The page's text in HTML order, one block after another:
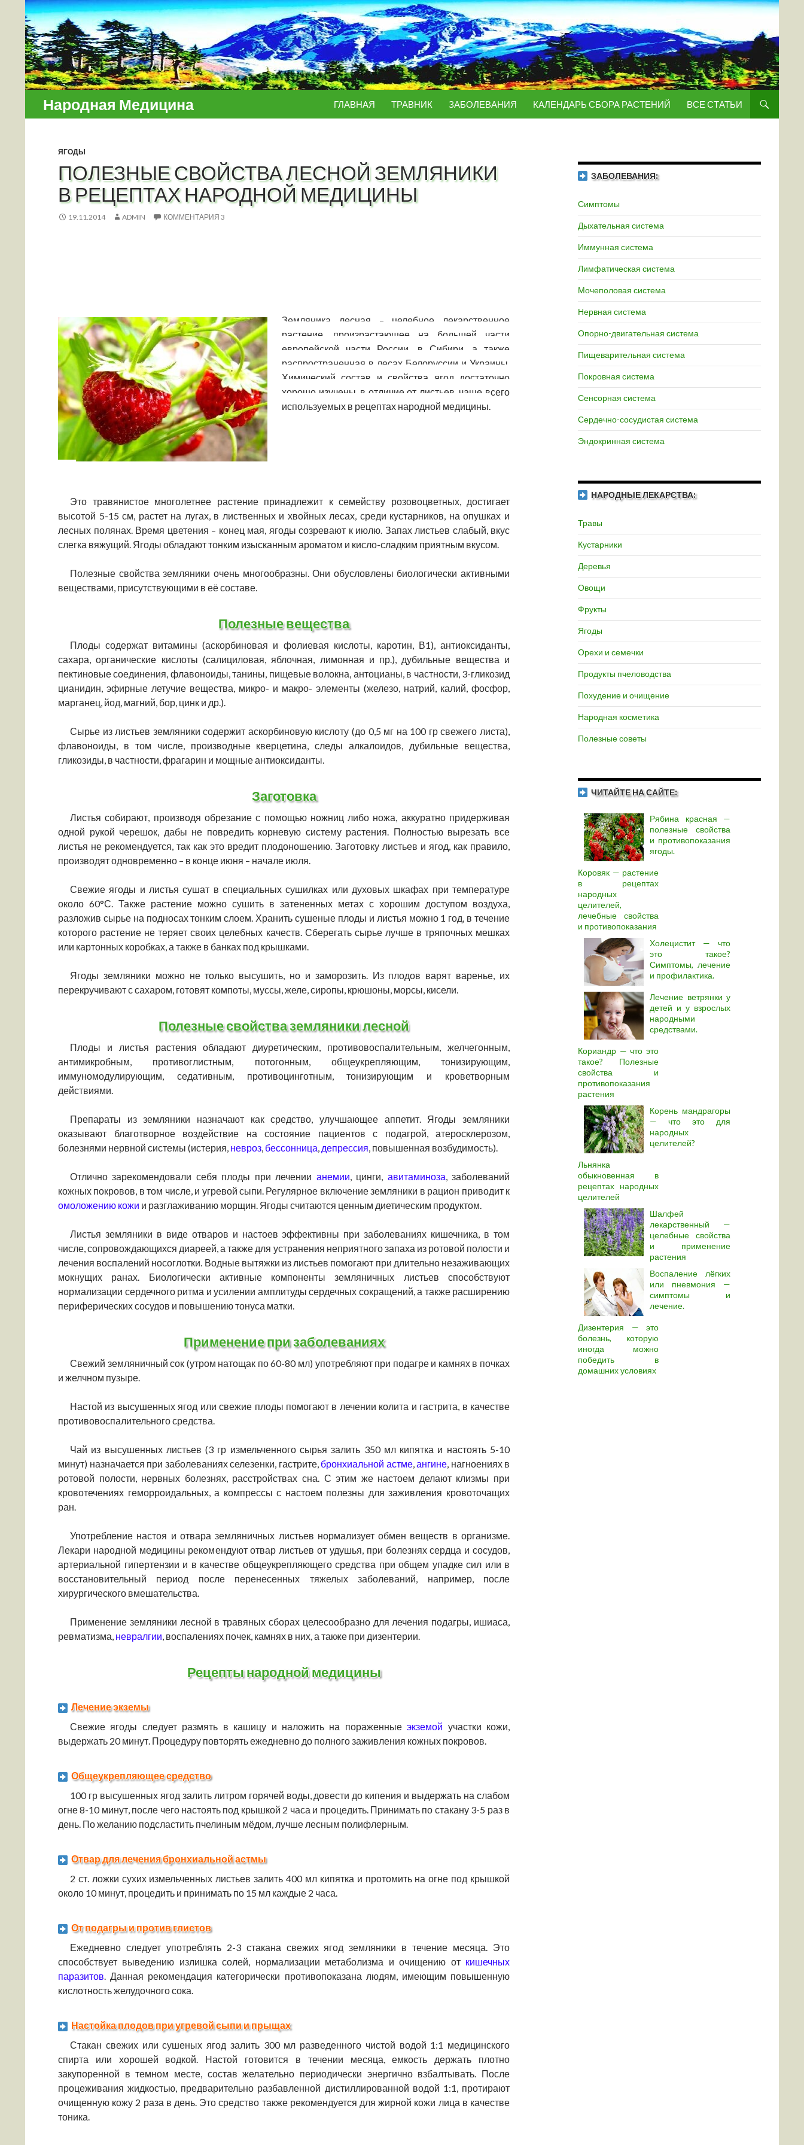
Народная Медицина ГЛАВНАЯ ТРАВНИК ЗАБОЛЕВАНИЯ КАЛЕНДАРЬ СБОРА РАСТЕНИЙ ВСЕ СТАТЬИ
ЯГОДЫ
ПОЛЕЗНЫЕ СВОЙСТВА ЛЕСНОЙ ЗЕМЛЯНИКИ
В РЕЦЕПТАХ НАРОДНОЙ МЕДИЦИНЫ
19.11.2014 ADMIN КОММЕНТАРИЯ 3
Земляника лесная – целебное лекарственное
растение, произрастающее на большей части
европейской части России, в Сибири, а также
распространенная в лесах Белоруссии и Украины.
Химический состав и свойства ягод достаточно
хорошо изучены, в отличие от листьев, чаще всего
используемых в рецептах народной медицины.
Это травянистое многолетнее растение принадлежит к семейству розовоцветных, достигает
высотой 5-15 см, растет на лугах, в лиственных и хвойных лесах, среди кустарников, на опушках и
лесных полянах. Время цветения – конец мая, ягоды созревают к июлю. Запах листьев слабый, вкус
слегка вяжущий. Ягоды обладают тонким изысканным ароматом и кисло-сладким приятным вкусом.
Полезные свойства земляники очень многообразны. Они обусловлены биологически активными
веществами, присутствующими в её составе.
Полезные вещества
Плоды содержат витамины (аскорбиновая и фолиевая кислоты, каротин, В1), антиоксиданты,
сахара, органические кислоты (салициловая, яблочная, лимонная и пр.), дубильные вещества и
пектиновые соединения, флавоноиды, танины, пищевые волокна, антоцианы, в частности, 3-гликозид
цианидин, эфирные летучие вещества, микро- и макро- элементы (железо, натрий, калий, фосфор,
марганец, йод, магний, бор, цинк и др.).
Сырье из листьев земляники содержит аскорбиновую кислоту (до 0,5 мг на 100 гр свежего листа),
флавоноиды, в том числе, производные кверцетина, следы алкалоидов, дубильные вещества,
гликозиды, в частности, фрагарин и мощные антиоксиданты.
Заготовка
Листья собирают, производя обрезание с помощью ножниц либо ножа, аккуратно придерживая
одной рукой черешок, дабы не повредить корневую систему растения. Полностью вырезать все
листья не рекомендуется, так как это вредит плодоношению. Заготовку листьев и ягод, как правило,
производят одновременно – в конце июня – начале июля.
Свежие ягоды и листья сушат в специальных сушилках или духовых шкафах при температуре
около 60°С. Также растение можно сушить в затененных метах с хорошим доступом воздуха,
разложив сырье на подносах тонким слоем. Хранить сушеные плоды и листья можно 1 год, в течение
которого растение не теряет своих целебных качеств. Сберегать сырье лучше в тряпочных мешках
или картонных коробках, а также в банках под крышками.
Ягоды земляники можно не только высушить, но и заморозить. Из плодов варят варенье, их
перекручивают с сахаром, готовят компоты, муссы, желе, сиропы, крюшоны, морсы, кисели.
Полезные свойства земляники лесной
Плоды и листья растения обладают диуретическим, противовоспалительным, желчегонным,
антимикробным, противоглистным, потогонным, общеукрепляющим, тонизирующим,
иммуномодулирующим, седативным, противоцинготным, тонизирующим и кроветворным
действиями.
Препараты из земляники назначают как средство, улучшающее аппетит. Ягоды земляники
оказывают благотворное воздействие на состояние пациентов с подагрой, атеросклерозом,
болезнями нервной системы (истерия, невроз, бессонница, депрессия, повышенная возбудимость).
Отлично зарекомендовали себя плоды при лечении анемии, цинги, авитаминоза, заболеваний
кожных покровов, в том числе, и угревой сыпи. Регулярное включение земляники в рацион приводит к
омоложению кожи и разглаживанию морщин. Ягоды считаются ценным диетическим продуктом.
Листья земляники в виде отваров и настоев эффективны при заболеваниях кишечника, в том
числе, сопровождающихся диареей, а также для устранения неприятного запаха из ротовой полости и
лечения воспалений носоглотки. Водные вытяжки из листьев помогают при длительно незаживающих
мокнущих ранах. Биологически активные компоненты земляничных листьев способствуют
нормализации сердечного ритма и усилении амплитуды сердечных сокращений, а также расширению
периферических сосудов и повышению тонуса матки.
Применение при заболеваниях
Свежий земляничный сок (утром натощак по 60-80 мл) употребляют при подагре и камнях в почках
и желчном пузыре.
Настой из высушенных ягод или свежие плоды помогают в лечении колита и гастрита, в качестве
противовоспалительного средства.
Чай из высушенных листьев (3 гр измельченного сырья залить 350 мл кипятка и настоять 5-10
минут) назначается при заболеваниях селезенки, гастрите, бронхиальной астме,ангине, нагноениях в
ротовой полости, нервных болезнях, расстройствах сна. С этим же настоем делают клизмы при
кровотечениях геморроидальных, а компрессы с настоем полезны для заживления кровоточащих
ран.
Употребление настоя и отвара земляничных листьев нормализует обмен веществ в организме.
Лекари народной медицины рекомендуют отвар листьев от удушья, при болезнях сердца и сосудов,
артериальной гипертензии и в качестве общеукрепляющего средства при общем упадке сил или в
восстановительный период после перенесенных тяжелых заболеваний, например, после
хирургического вмешательства.
Применение земляники лесной в травяных сборах целесообразно для лечения подагры, ишиаса,
ревматизма, невралгии, воспалениях почек, камнях в них, а также при дизентерии.
Рецепты народной медицины
Лечение экземы
Свежие ягоды следует размять в кашицу и наложить на пораженныеэкземой участки кожи,
выдержать 20 минут. Процедуру повторять ежедневно до полного заживления кожных покровов.
Общеукрепляющее средство
100 гр высушенных ягод залить литром горячей воды, довести до кипения и выдержать на слабом
огне 8-10 минут, после чего настоять под крышкой 2 часа и процедить. Принимать по стакану 3-5 раз в
день. По желанию подсластить пчелиным мёдом, лучше лесным полифлерным.
Отвар для лечения бронхиальной астмы
2 ст. ложки сухих измельченных листьев залить 400 мл кипятка и протомить на огне под крышкой
около 10 минут, процедить и принимать по 15 мл каждые 2 часа.
От подагры и против глистов
Ежедневно следует употреблять 2-3 стакана свежих ягод земляники в течение месяца. Это
способствует выведению излишка солей, нормализации метаболизма и очищению от кишечных
паразитов. Данная рекомендация категорически противопоказана людям, имеющим повышенную
кислотность желудочного сока.
Настойка плодов при угревой сыпи и прыщах
Стакан свежих или сушеных ягод залить 300 мл разведенного чистой водой 1:1 медицинского
спирта или хорошей водкой. Настой готовится в течении месяца, емкость держать плотно
закупоренной в темном месте, состав желательно периодически энергично взбалтывать. После
процеживания жидкостью, предварительно разбавленной дистиллированной водой 1:1, протирают
очищенную кожу 2 раза в день. Это средство также рекомендуется для жирной кожи лица в качестве
тоника.
ЗАБОЛЕВАНИЯ:
Симптомы
Дыхательная система
Иммунная система
Лимфатическая система
Мочеполовая система
Нервная система
Опорно-двигательная система
Пищеварительная система
Покровная система
Сенсорная система
Сердечно-сосудистая система
Эндокринная система
НАРОДНЫЕ ЛЕКАРСТВА:
Травы
Кустарники
Деревья
Овощи
Фрукты
Ягоды
Орехи и семечки
Продукты пчеловодства
Похудение и очищение
Народная косметика
Полезные советы
ЧИТАЙТЕ НА САЙТЕ:
Рябина красная —
полезные свойства
и противопоказания
ягоды.
Коровяк — растение
в рецептах
народных
целителей,
лечебные свойства
и противопоказания
Холецистит — что
это такое?
Симптомы, лечение
и профилактика.
Лечение ветрянки у
детей и у взрослых
народными
средствами.
Кориандр — что это
такое? Полезные
свойства и
противопоказания
растения
Корень мандрагоры
— что это для
народных
целителей?
Льнянка
обыкновенная в
рецептах народных
целителей
Шалфей
лекарственный —
целебные свойства
и применение
растения
Воспаление лёгких
или пневмония —
симптомы и
лечение.
Дизентерия — это
болезнь, которую
иногда можно
победить в
домашних условиях